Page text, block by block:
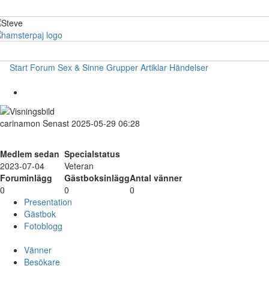
Start Forum Sex & Sinne Grupper Artiklar Händelser
carinamon Senast 2025-05-29 06:28
Medlem sedan Specialstatus
2023-07-04
Veteran
Foruminlägg
GästboksinläggAntal vänner
0
0
0
Presentation
Gästbok
Fotoblogg
Vänner
Besökare